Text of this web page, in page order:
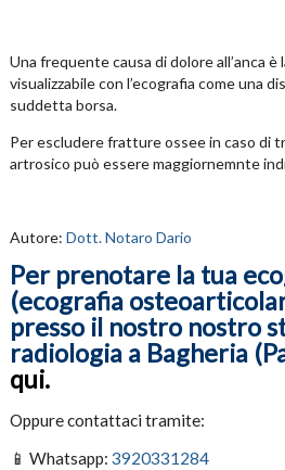
Una frequente causa di dolore all’anca è
visualizzabile con l’ecografia come una
suddetta borsa.
Per escludere fratture ossee in caso di
artrosico può essere maggiornemnte
Autore: Dott. Notaro Dario
Per prenotare la tua
(ecografia
presso il nostro nostro
radiologia a Bagheria
qui.
Oppure contattaci tramite:
📱 Whatsapp: 3920331284